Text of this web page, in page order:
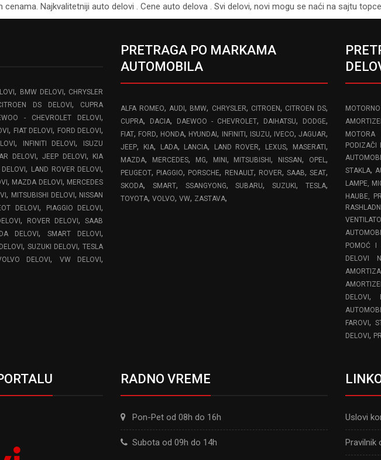
cenama. Najkvalitetniji auto delovi . Cene auto delova . Svi delovi, novi mogu se naći na sajtu
, BMW DELOVI , CHRYSLER
DS DELOVI ,
CUPRA
- CHEVROLET DELOVI,
, FIAT DELOVI, FORD DELOVI,
, INFINITI DELOVI,
ISUZU
DELOVI ,JEEP DELOVI ,
KIA
, LAND ROVER DELOVI,
, MAZDA DELOVI , MERCEDES
, MITSUBISHI DELOVI , NISSAN
DELOVI , PIAGGIO DELOVI,
, ROVER DELOVI,SAAB
DELOVI ,SMART DELOVI,
, SUZUKI DELOVI,TESLA
DELOVI, VW DELOVI,
PRETRAGA PO MARKAMA
AUTOMOBILA
ALFA ROMEO,AUDI, BMW, CHRYSLER, CITROEN, CITROEN DS,
CUPRA, DACIA, DAEWOO - CHEVROLET, DAIHATSU, DODGE,
FIAT, FORD, HONDA, HYUNDAI, INFINITI , ISUZU, IVECO, JAGUAR,
JEEP, KIA, LADA, LANCIA, LAND ROVER, LEXUS, MASERATI ,
MAZDA, MERCEDES, MG, MINI , MITSUBISHI, NISSAN, OPEL,
PEUGEOT, PIAGGIO, PORSCHE, RENAULT, ROVER, SAAB, SEAT,
SKODA, SMART, SSANGYONG,SUBARU,SUZUKI, TESLA,
TOYOTA,VOLVO,VW, ZASTAVA,
STAKLA,
LAMPE,
HAUBE,
POMOĆ I
DELOVI
DELOVI ,
FAROVI ,
DELOVI ,
RADNO VREME
Pon-Pet od 08h do 16h
Subota od 09h do 14h
Uslovi
Pravilnik